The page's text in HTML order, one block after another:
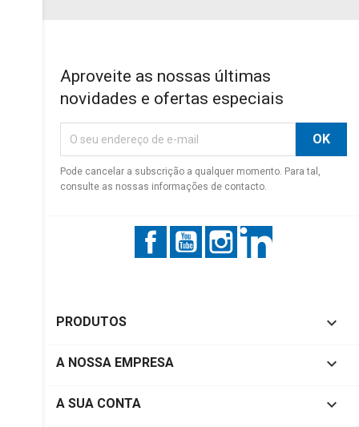
Aproveite as nossas últimas
novidades e ofertas especiais
Pode cancelar a subscrição a qualquer momento. Para tal,
consulte as nossas informações de contacto.
FacebookYouTubeInstagram
PRODUTOS 
A NOSSA EMPRESA 
A SUA CONTA 